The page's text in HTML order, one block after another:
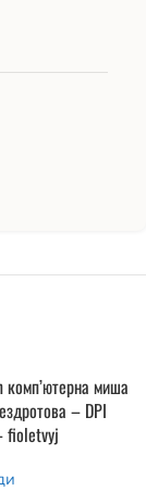
комп’ютерна миша
– DPI
fioletvyj